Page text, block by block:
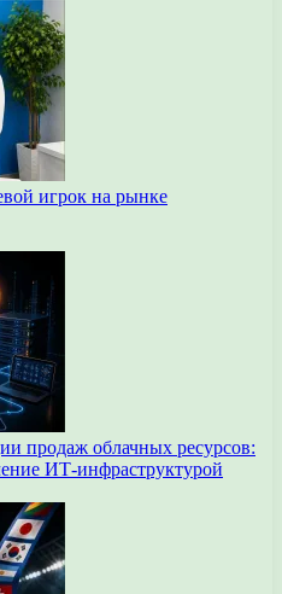
игрок на рынке
продаж облачных ресурсов:
ИТ-инфраструктурой